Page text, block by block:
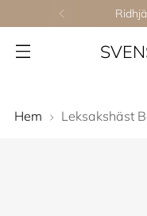
Hem Leksakshäst